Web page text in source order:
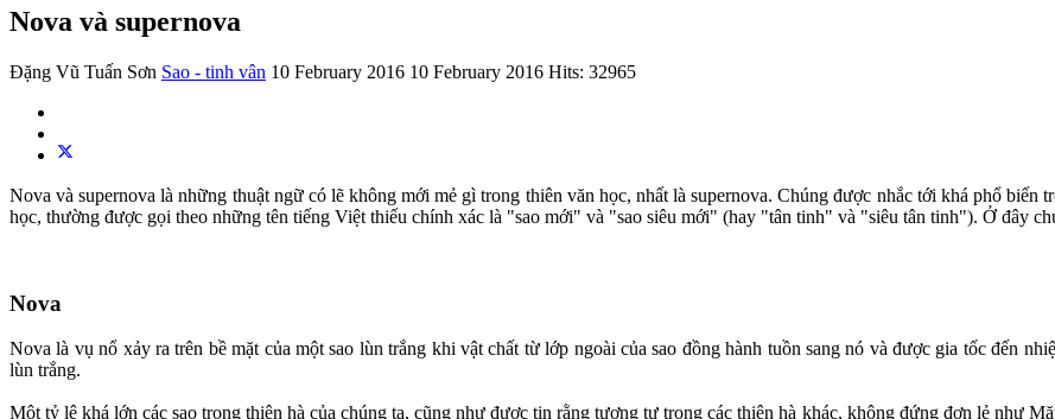
Nova và supernova
Đặng Vũ Tuấn Sơn Sao - tinh vân 10 February 2016 10 February 2016 Hits: 32965
Nova và supernova là những thuật ngữ có lẽ không mới mẻ gì trong thiên văn học, nhất là supernova. Chúng được nhắc tới khá phổ biến
học, thường được gọi theo những tên tiếng Việt thiếu chính xác là "sao mới" và "sao siêu mới" (hay "tân tinh" và "siêu tân tinh"). Ở đây
Nova
Nova là vụ nổ xảy ra trên bề mặt của một sao lùn trắng khi vật chất từ lớp ngoài của sao đồng hành tuồn sang nó và được gia tốc đến
lùn trắng.
Một tỷ lệ khá lớn các sao trong thiên hà của chúng ta, cũng như được tin rằng tương tự trong các thiên hà khác, không đứng đơn lẻ như